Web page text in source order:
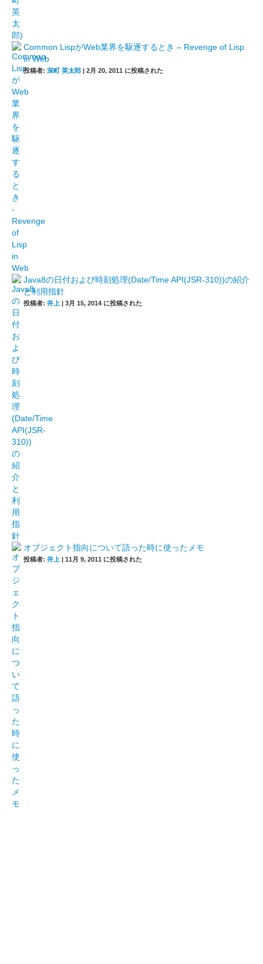
Common LispがWeb業界を駆逐するとき – Revenge of Lisp
in Web
投稿者: 深町 英太郎 | 2月 20, 2011 に投稿された
Java8の日付および時刻処理(Date/Time API(JSR-310))の紹介
と利用指針
投稿者: 井上 | 3月 15, 2014 に投稿された
オブジェクト指向について語った時に使ったメモ
投稿者: 井上 | 11月 9, 2011 に投稿された